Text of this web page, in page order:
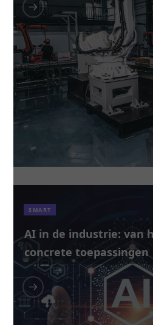
SMART
AI in de industrie: van
concrete toepassingen